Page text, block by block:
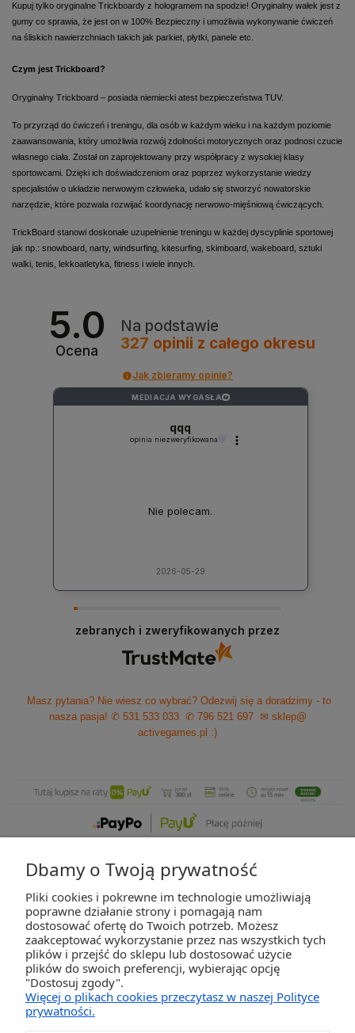
Kupuj tylko oryginalne Trickboardy z hologramem na spodzie! Oryginalny wałek jest z
gumy co sprawia, że jest on w 100% Bezpieczny i umożliwia wykonywanie ćwiczeń
na śliskich nawierzchniach takich jak parkiet, płytki, panele etc.
Czym jest Trickboard?
Oryginalny Trickboard – posiada niemiecki atest bezpieczeństwa TUV.
To przyrząd do ćwiczeń i treningu, dla osób w każdym wieku i na każdym poziomie
zaawansowania, który umożliwia rozwój zdolności motorycznych oraz podnosi czucie
własnego ciała. Został on zaprojektowany przy współpracy z wysokiej klasy
sportowcami. Dzięki ich doświadczeniom oraz poprzez wykorzystanie wiedzy
specjalistów o układzie nerwowym człowieka, udało się stworzyć nowatorskie
narzędzie, które pozwala rozwijać koordynację nerwowo-mięśniową ćwiczących.
TrickBoard stanowi doskonałe uzupełnienie treningu w każdej dyscyplinie sportowej
jak np.: snowboard, narty, windsurfing, kitesurfing, skimboard, wakeboard, sztuki
walki, tenis, lekkoatletyka, fitness i wiele innych.
5.0
Ocena
Na podstawie
327 opinii z całego okresu
Jak zbieramy opinie?
MEDIACJA WYGASŁA ?
qqq
opinia niezweryfikowana
Nie polecam.
2026-05-29
zebranych i zweryfikowanych przez
Masz pytania? Nie wiesz co wybrać? Odezwij się a doradzimy - to
nasza pasja! ✆ 531 533 033 ✆ 796 521 697
✉ sklep@
activegames.pl :)
ZAKUPY
POMOC
Dbamy o Twoją prywatność
Pliki cookies i pokrewne im technologie umożliwiają
poprawne działanie strony i pomagają nam
dostosować ofertę do Twoich potrzeb. Możesz
zaakceptować wykorzystanie przez nas wszystkich tych
plików i przejść do sklepu lub dostosować użycie
plików do swoich preferencji, wybierając opcję
"Dostosuj zgody".
Więcej o plikach cookies przeczytasz w naszej Polityce
prywatności.